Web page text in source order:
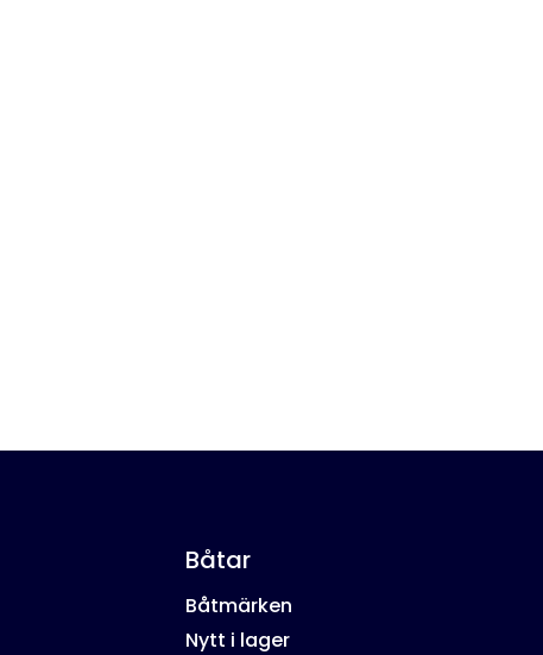
Båtar
Båtmärken
Nytt i lager